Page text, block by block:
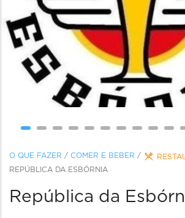
O QUE FAZER / COMER E BEBER /
REPÚBLICA DA ESBÓRNIA
República da